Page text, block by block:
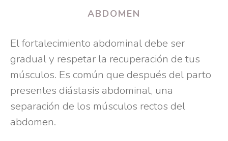
ABDOMEN
El fortalecimiento abdominal debe ser
gradual y respetar la recuperación de tus
músculos. Es común que después del parto
presentes diástasis abdominal, una
separación de los músculos rectos del
abdomen.